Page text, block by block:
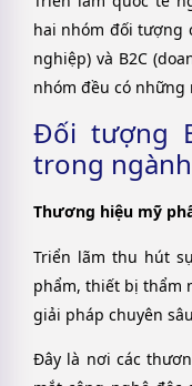
hai nhóm đối tượng
nghiệp) và B2C
nhóm đều có
Đối tượng
trong
Thương hiệu mỹ
Triển lãm thu hút
phẩm, thiết bị thẩm
giải pháp chuyên
Đây là nơi các